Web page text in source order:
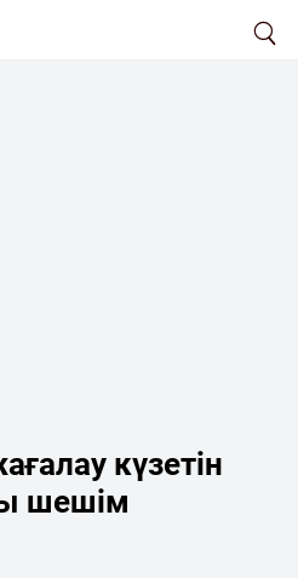
күзетін
шешім